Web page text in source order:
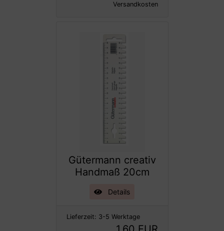
Versandkosten
Gütermann creativ
Handmaß 20cm
Details
Lieferzeit: 3-5 Werktage